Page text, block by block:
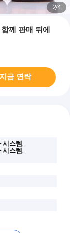
2/4
께 판매 뒤에
지금 연락
시스템,
시스템,